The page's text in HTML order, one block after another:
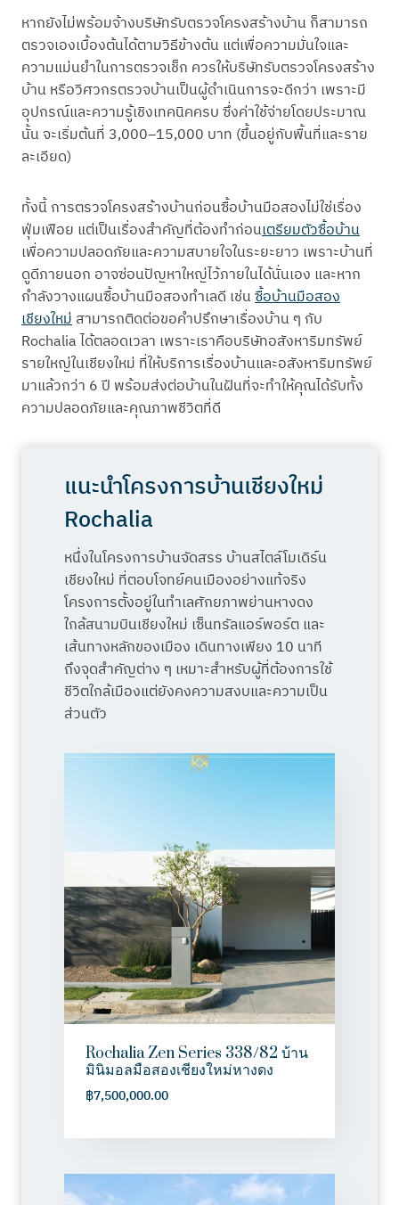
หากยังไม่พร้อมจ้างบริษัทรับตรวจโครงสร้างบ้าน ก็สามารถ
ตรวจเองเบื้องต้นได้ตามวิธีข้างต้น แต่เพื่อความมั่นใจและ
ความแม่นยำในการตรวจเช็ก ควรให้บริษัทรับตรวจโครงสร้าง
บ้าน หรือวิศวกรตรวจบ้านเป็นผู้ดำเนินการจะดีกว่า เพราะมี
อุปกรณ์และความรู้เชิงเทคนิคครบ ซึ่งค่าใช้จ่ายโดยประมาณ
นั้น จะเริ่มต้นที่ 3,000–15,000 บาท (ขึ้นอยู่กับพื้นที่และราย
ละเอียด)
ทั้งนี้ การตรวจโครงสร้างบ้านก่อนซื้อบ้านมือสองไม่ใช่เรื่อง
ฟุ่มเฟือย แต่เป็นเรื่องสำคัญที่ต้องทำก่อนเตรียมตัวซื้อบ้าน
เพื่อความปลอดภัยและความสบายใจในระยะยาว เพราะบ้านที่
ดูดีภายนอก อาจซ่อนปัญหาใหญ่ไว้ภายในได้นั่นเอง และหาก
กำลังวางแผนซื้อบ้านมือสองทำเลดี เช่น ซื้อบ้านมือสอง
เชียงใหม่ สามารถติดต่อขอคำปรึกษาเรื่องบ้าน ๆ กับ
Rochalia ได้ตลอดเวลา เพราะเราคือบริษัทอสังหาริมทรัพย์
รายใหญ่ในเชียงใหม่ ที่ให้บริการเรื่องบ้านและอสังหาริมทรัพย์
มาแล้วกว่า 6 ปี พร้อมส่งต่อบ้านในฝันที่จะทำให้คุณได้รับทั้ง
ความปลอดภัยและคุณภาพชีวิตที่ดี
แนะนำโครงการบ้านเชียงใหม่
Rochalia
หนึ่งในโครงการบ้านจัดสรร บ้านสไตล์โมเดิร์น
เชียงใหม่ ที่ตอบโจทย์คนเมืองอย่างแท้จริง
โครงการตั้งอยู่ในทำเลศักยภาพย่านหางดง
ใกล้สนามบินเชียงใหม่ เซ็นทรัลแอร์พอร์ต และ
เส้นทางหลักของเมือง เดินทางเพียง 10 นาที
ถึงจุดสำคัญต่าง ๆ เหมาะสำหรับผู้ที่ต้องการใช้
ชีวิตใกล้เมืองแต่ยังคงความสงบและความเป็น
ส่วนตัว
Rochalia Zen Series 338/82 บ้าน
มินิมอลมือสองเชียงใหม่หางดง
฿7,500,000.00